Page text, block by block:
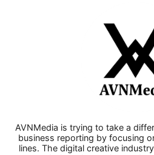
AVNMedia is trying to take a
business reporting by focusing
lines. The digital creative